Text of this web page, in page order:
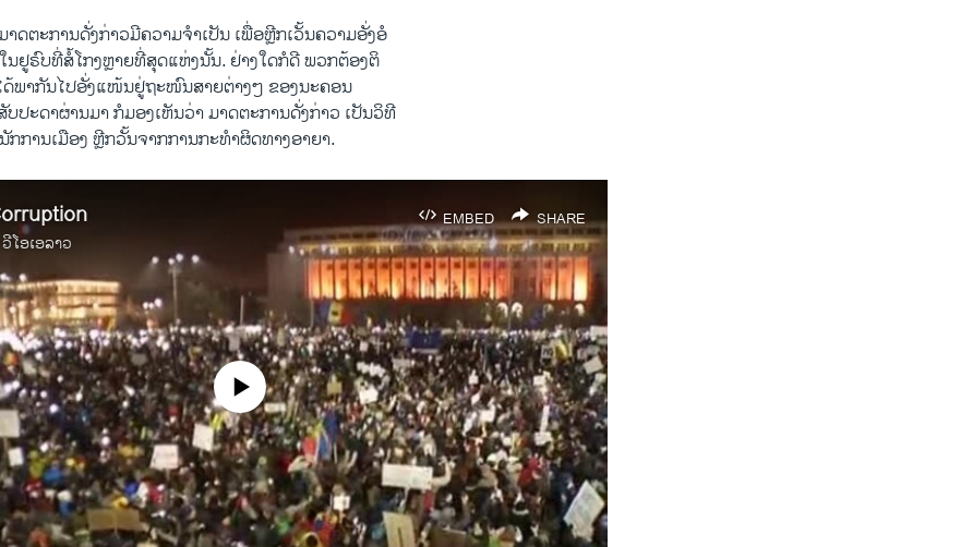
າດຕະການດັ່ງກ່າວມີຄວາມຈຳເປັນ ເພື່ອຫຼີກເວັ້ນຄວາມອັ່ງອໍ
ນຢູຣົບທີ່ສໍ້ໂກງຫຼາຍທີ່ສຸດແຫ່ງນັ້ນ. ຢ່າງໃດກໍດີ ພວກຕ້ອງຕິ
ພາກັນໄປອັ່ງແໜ້ນຢູ່ຖະໜົນສາຍຕ່າງໆ ຂອງນະຄອນ
ປະດາຜ່ານມາ ກໍມອງເຫັນວ່າ ມາດຕະການດັ່ງກ່າວ ເປັນວິທີ
ການເມືອງ ຫຼີກວັ້ນຈາກການກະທຳຜິດທາງອາຍາ.
EMBED SHARE
ໂອເອລາວ
No media source currently available